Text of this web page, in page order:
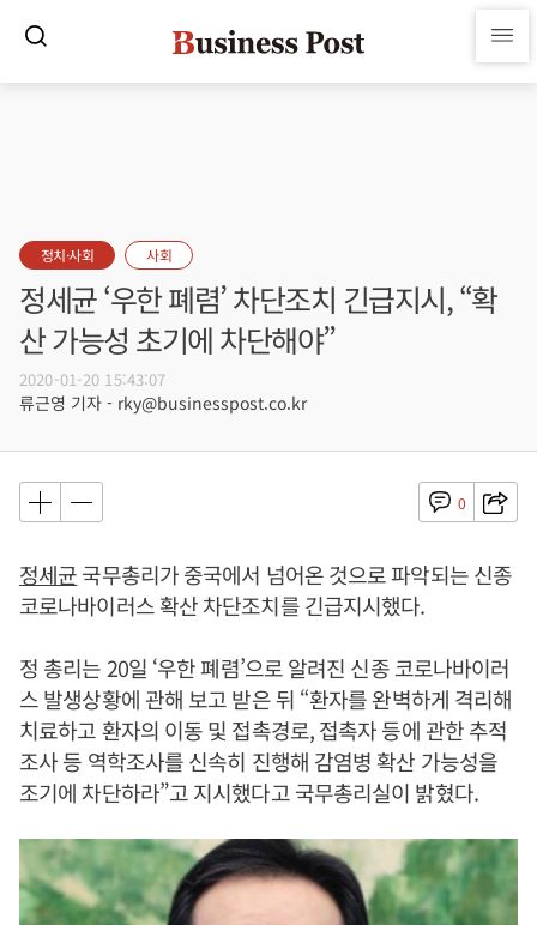
정치·사회 사회
정세균 ‘우한 폐렴’ 차단조치 긴급지시, “확
산 가능성 초기에 차단해야”
2020-01-20 15:43:07
류근영 기자 - rky@businesspost.co.kr
0
정세균국무총리가 중국에서 넘어온 것으로 파악되는 신종
코로나바이러스 확산 차단조치를 긴급지시했다.
정 총리는 20일 ‘우한 폐렴’으로 알려진 신종 코로나바이러
스 발생상황에 관해 보고 받은 뒤 “환자를 완벽하게 격리해
치료하고 환자의 이동 및 접촉경로, 접촉자 등에 관한 추적
조사 등 역학조사를 신속히 진행해 감염병 확산 가능성을
조기에 차단하라”고 지시했다고 국무총리실이 밝혔다.